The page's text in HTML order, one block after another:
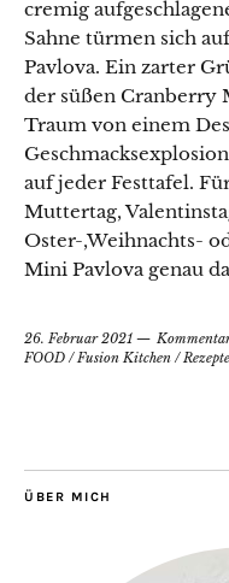
cremig
Sahne türmen sich
Pavlova. Ein zarter
der süßen Cranberry
Traum von einem
auf jeder Festtafel.
Muttertag,
Oster-,Weihnachts-
Mini Pavlova genau
26. Februar 2021
FOOD /Fusion Kitchen /
ÜBER MICH